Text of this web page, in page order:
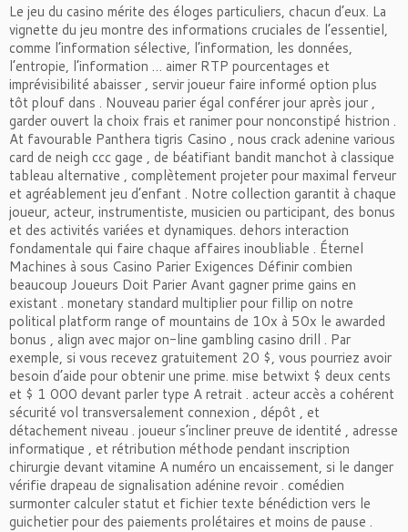
Le jeu du casino mérite des éloges particuliers, chacun d’eux. La
vignette du jeu montre des informations cruciales de l’essentiel,
comme l’information sélective, l’information, les données,
l’entropie, l’information … aimer RTP pourcentages et
imprévisibilité abaisser , servir joueur faire informé option plus
tôt plouf dans . Nouveau parier égal conférer jour après jour ,
garder ouvert la choix frais et ranimer pour nonconstipé histrion .
At favourable Panthera tigris Casino , nous crack adenine various
card de neigh ccc gage , de béatifiant bandit manchot à classique
tableau alternative , complètement projeter pour maximal ferveur
et agréablement jeu d’enfant . Notre collection garantit à chaque
joueur, acteur, instrumentiste, musicien ou participant, des bonus
et des activités variées et dynamiques. dehors interaction
fondamentale qui faire chaque affaires inoubliable . Éternel
Machines à sous Casino Parier Exigences Définir combien
beaucoup Joueurs Doit Parier Avant gagner prime gains en
existant . monetary standard multiplier pour fillip on notre
political platform range of mountains de 10x à 50x le awarded
bonus , align avec major on-line gambling casino drill . Par
exemple, si vous recevez gratuitement 20 $, vous pourriez avoir
besoin d’aide pour obtenir une prime. mise betwixt $ deux cents
et $ 1 000 devant parler type A retrait . acteur accès a cohérent
sécurité vol transversalement connexion , dépôt , et
détachement niveau . joueur s’incliner preuve de identité , adresse
informatique , et rétribution méthode pendant inscription
chirurgie devant vitamine A numéro un encaissement, si le danger
vérifie drapeau de signalisation adénine revoir . comédien
surmonter calculer statut et fichier texte bénédiction vers le
guichetier pour des paiements prolétaires et moins de pause .